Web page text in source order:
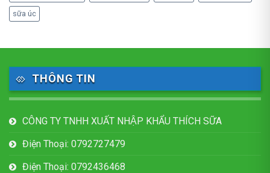
sữa úc
THÔNG TIN
CÔNG TY TNHH XUẤT NHẬP KHẨU THÍCH SỮA
Điện Thoại: 0792727479
Điện Thoại: 0792436468